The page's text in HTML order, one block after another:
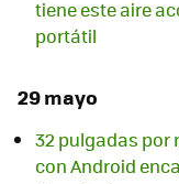
tiene este aire
portátil
29 mayo
32 pulgadas por
con Android